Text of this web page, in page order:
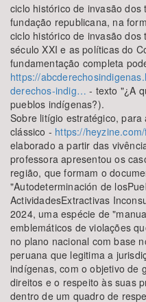
ciclo histórico de invasão
fundação republicana, na
ciclo histórico de invasão
século XXI e as políticas do
fundamentação completa
https://
derechos-indig… - texto "¿A
pueblos indígenas?).
Sobre litígio estratégico,
clássico - https://
elaborado a partir das
professora apresentou os
região, que formam o
"Autodeterminación de
ActividadesExtractivas
2024, uma espécie de
emblemáticos de violações
no plano nacional com base
peruana que legitima a
indígenas, com o objetivo de
direitos e o respeito às suas
dentro de um quadro de